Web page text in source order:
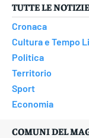
TUTTE LE NOTIZIE
Cronaca
Cultura e Tempo
Politica
Territorio
Sport
Economia
COMUNI DEL